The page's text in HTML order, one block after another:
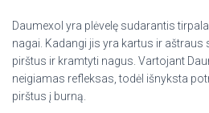
Daumexol yra plėvelę sudarantis
nagai. Kadangi jis yra kartus ir aštraus
pirštus ir kramtyti nagus. Vartojant
neigiamas refleksas, todėl išnyksta
pirštus į burną.